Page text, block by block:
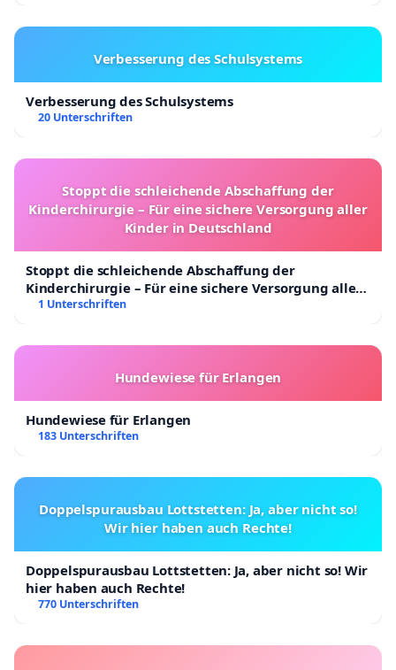
Verbesserung des Schulsystems
Verbesserung des Schulsystems
20 Unterschriften
Stoppt die schleichende Abschaffung der
Kinderchirurgie – Für eine sichere Versorgung aller
Kinder in Deutschland
Stoppt die schleichende Abschaffung der
Kinderchirurgie – Für eine sichere Versorgung aller
Kinder in Deutschland
1 Unterschriften
Hundewiese für Erlangen
Hundewiese für Erlangen
183 Unterschriften
Doppelspurausbau Lottstetten: Ja, aber nicht so!
Wir hier haben auch Rechte!
Doppelspurausbau Lottstetten: Ja, aber nicht so! Wir
hier haben auch Rechte!
770 Unterschriften